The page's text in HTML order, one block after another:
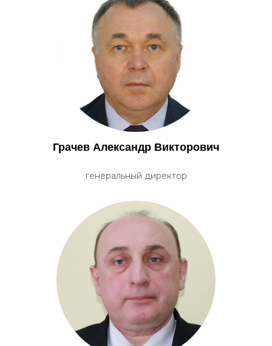
Грачев Александр Викторович
генеральный директор